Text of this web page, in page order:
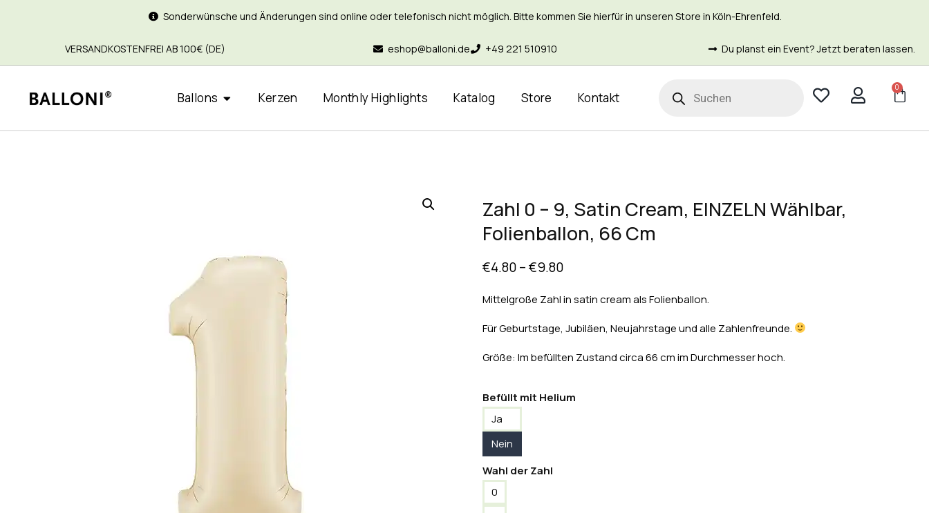
Sonderwünsche und Änderungen sind online oder telefonisch nicht möglich. Bitte kommen Sie hierfür in unseren Store in Köln-Ehrenfeld.
VERSANDKOSTENFREI AB 100€ (DE) eshop@balloni.de +49 221 510910 Du planst ein Event? Jetzt beraten lassen.
Ballons Kerzen Monthly Highlights Katalog Store Kontakt
0
Zahl 0 – 9, Satin Cream, EINZELN Wählbar,
Folienballon, 66 Cm
€4.80–€9.80
Mittelgroße Zahl in satin cream als Folienballon.
Für Geburtstage, Jubiläen, Neujahrstage und alle Zahlenfreunde.
Größe: Im befüllten Zustand circa 66 cm im Durchmesser hoch.
Befüllt mit Helium
Ja
Nein
Wahl der Zahl
0